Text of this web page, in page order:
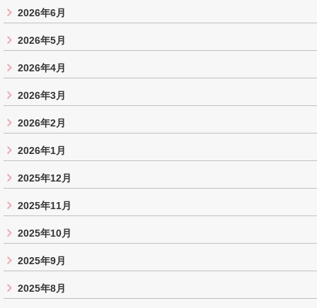
2026年6月
2026年5月
2026年4月
2026年3月
2026年2月
2026年1月
2025年12月
2025年11月
2025年10月
2025年9月
2025年8月